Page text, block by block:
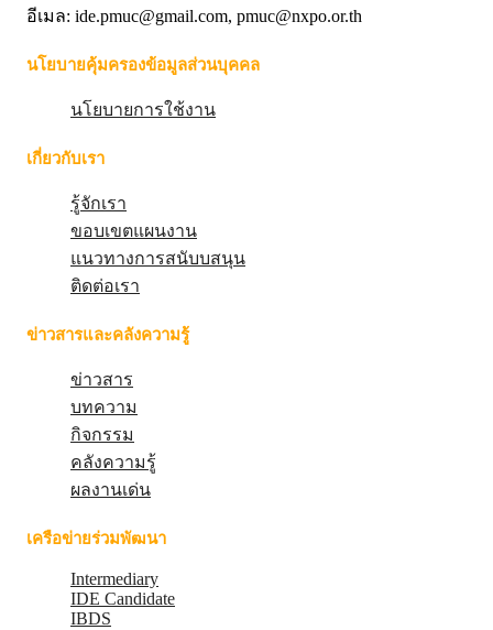
อีเมล: ide.pmuc@gmail.com, pmuc@nxpo.or.th
นโยบายคุ้มครองข้อมูลส่วนบุคคล
นโยบายการใช้งาน
เกี่ยวกับเรา
รู้จักเรา
ขอบเขตแผนงาน
แนวทางการสนับบสนุน
ติดต่อเรา
ข่าวสารและคลังความรู้
ข่าวสาร
บทความ
กิจกรรม
คลังความรู้
ผลงานเด่น
เครือข่ายร่วมพัฒนา
Intermediary
IDE Candidate
IBDS